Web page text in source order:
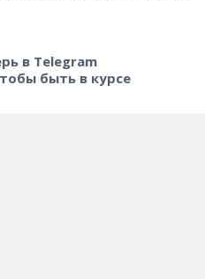
в Telegram
быть в курсе